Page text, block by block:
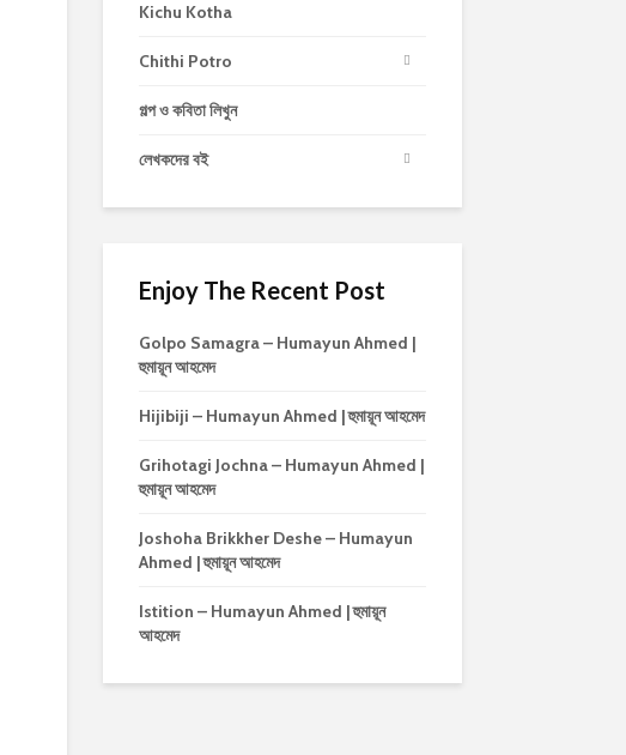
Kichu Kotha
Chithi Potro
গল্প ও কবিতা লিখুন
লেখকদের বই
Enjoy The Recent Post
Golpo Samagra – Humayun Ahmed |
হুমায়ূন আহমেদ
Hijibiji – Humayun Ahmed | হুমায়ূন আহমেদ
Grihotagi Jochna – Humayun Ahmed |
হুমায়ূন আহমেদ
Joshoha Brikkher Deshe – Humayun
Ahmed | হুমায়ূন আহমেদ
Istition – Humayun Ahmed | হুমায়ূন
আহমেদ